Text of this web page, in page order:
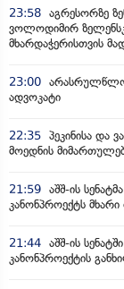
23:58 აგრესორზე
ვოლოდიმირ ზელენსკი
მხარდაჭერისთვის
23:00
ადვოკატი
22:35 პეკინისა და
მოედნის
21:59 აშშ-ის
კანონპროექტს მხარი
21:44 აშშ-ის
კანონპროექტის